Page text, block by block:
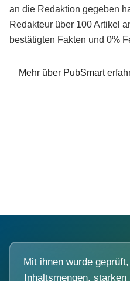
an die Redaktion gegeben
Redakteur über 100 Artikel
bestätigten Fakten und 0%
Mehr über PubSmart
Mit ihnen wurde
Inhaltsmengen,